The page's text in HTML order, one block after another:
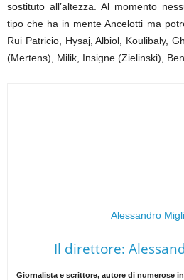
sostituto all’altezza. Al momento
tipo che ha in mente Ancelotti ma
Rui Patricio, Hysaj, Albiol, Koulibaly,
(Mertens), Milik, Insigne (Zielinski),
Alessandro
Il direttore:
Giornalista e scrittore, autore di numerose